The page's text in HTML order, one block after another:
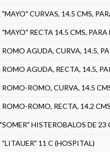
"MAYO" CURVAS, 14.5 CMS,
"MAYO" RECTA 14.5 CMS,
ROMO AGUDA, CURVA, 14.5,
ROMO AGUDA, RECTA, 14.5,
ROMO-ROMO, CURVA, 14.5
ROMO-ROMO, RECTA, 14.2
HISTEROBALOS DE 23
"LITAUER" 11 C (HOSPITAL)